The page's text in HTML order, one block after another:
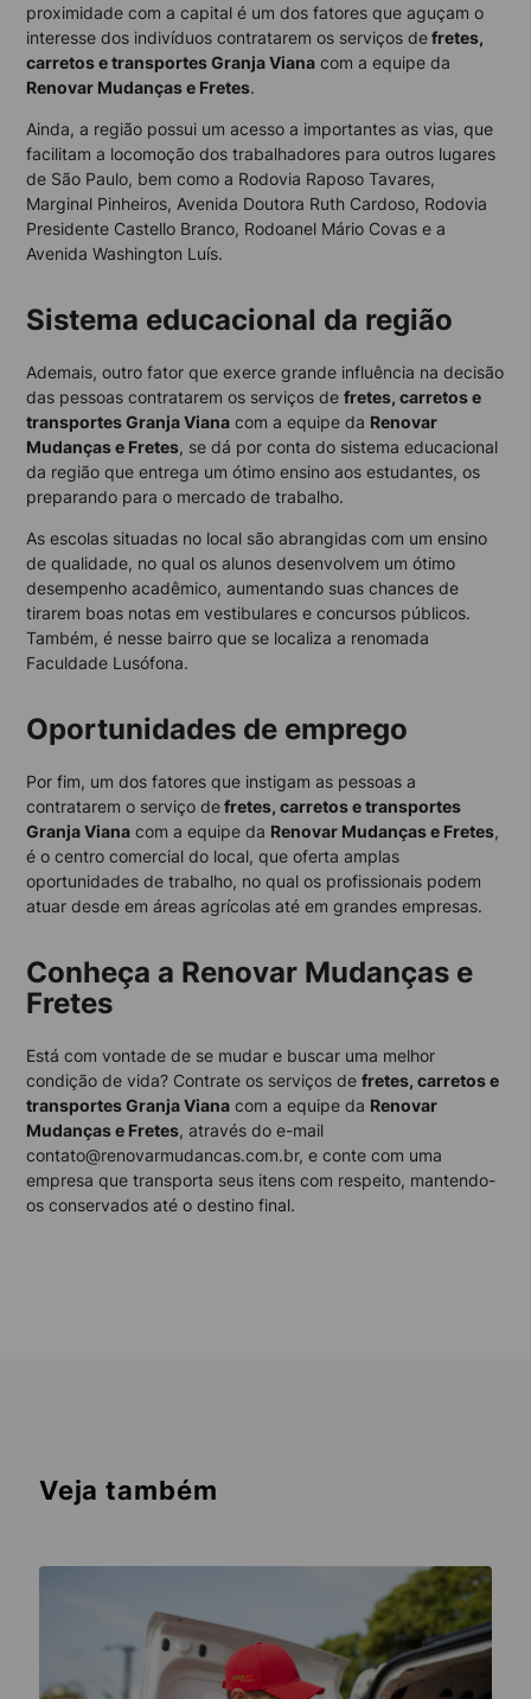
proximidade com a capital é um dos fatores que aguçam o
interesse dos indivíduos contratarem os serviços defretes,
carretos e transportes Granja Viana com a equipe da
Renovar Mudanças e Fretes.
Ainda, a região possui um acesso a importantes as vias, que
facilitam a locomoção dos trabalhadores para outros lugares
de São Paulo, bem como a Rodovia Raposo Tavares,
Marginal Pinheiros, Avenida Doutora Ruth Cardoso, Rodovia
Presidente Castello Branco, Rodoanel Mário Covas e a
Avenida Washington Luís.
Sistema educacional da região
Ademais, outro fator que exerce grande influência na decisão
das pessoas contratarem os serviços defretes, carretos e
transportes Granja Viana com a equipe da Renovar
Mudanças e Fretes, se dá por conta do sistema educacional
da região que entrega um ótimo ensino aos estudantes, os
preparando para o mercado de trabalho.
As escolas situadas no local são abrangidas com um ensino
de qualidade, no qual os alunos desenvolvem um ótimo
desempenho acadêmico, aumentando suas chances de
tirarem boas notas em vestibulares e concursos públicos.
Também, é nesse bairro que se localiza a renomada
Faculdade Lusófona.
Oportunidades de emprego
Por fim, um dos fatores que instigam as pessoas a
contratarem o serviço defretes, carretos e transportes
Granja Viana com a equipe da Renovar Mudanças e Fretes,
é o centro comercial do local, que oferta amplas
oportunidades de trabalho, no qual os profissionais podem
atuar desde em áreas agrícolas até em grandes empresas.
Conheça a Renovar Mudanças e
Fretes
Está com vontade de se mudar e buscar uma melhor
condição de vida? Contrate os serviços defretes, carretos e
transportes Granja Viana com a equipe da Renovar
Mudanças e Fretes, através do e-mail
contato@renovarmudancas.com.br, e conte com uma
empresa que transporta seus itens com respeito, mantendo-
os conservados até o destino final.
Veja também